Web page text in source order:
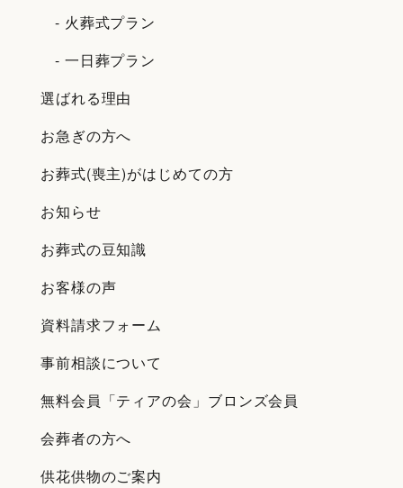
- 火葬式プラン
- 一日葬プラン
選ばれる理由
お急ぎの方へ
お葬式(喪主)がはじめての方
お知らせ
お葬式の豆知識
お客様の声
資料請求フォーム
事前相談について
無料会員「ティアの会」ブロンズ会員
会葬者の方へ
供花供物のご案内